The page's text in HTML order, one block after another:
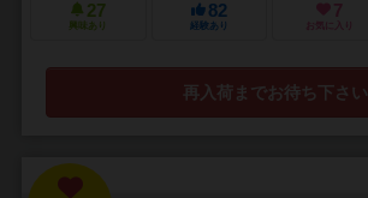
27
興味あり
82
経験あり
7
お気に入り
再入荷までお待ち下さい